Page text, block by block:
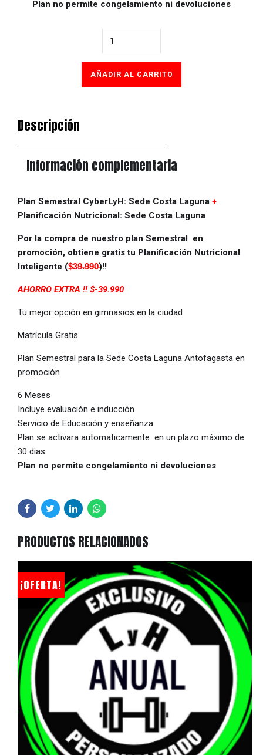
Plan no permite congelamiento ni devoluciones
Cantidad
AÑADIR AL CARRITO
Descripción
Información complementaria
Plan Semestral CyberLyH: Sede Costa Laguna +
Planificación Nutricional: Sede Costa Laguna
Por la compra de nuestro plan Semestral en
promoción, obtiene gratis tu Planificación Nutricional
Inteligente ($̵3̵9̵.̵9̵9̵0̵)!!
AHORRO EXTRA !! $-39.990
Tu mejor opción en gimnasios en la ciudad
Matrícula Gratis
Plan Semestral para la Sede Costa Laguna Antofagasta en
promoción
6 Meses
Incluye evaluación e inducción
Servicio de Educación y enseñanza
Plan se activara automaticamente en un plazo máximo de
30 dias
Plan no permite congelamiento ni devoluciones
PRODUCTOS RELACIONADOS
¡OFERTA!